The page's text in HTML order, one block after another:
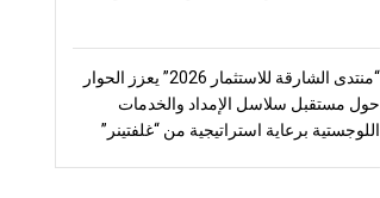
“منتدى الشارقة للاستثمار 2026” يعزز الحوار
حول مستقبل سلاسل الإمداد والخدمات
اللوجستية برعاية استراتيجية من “غلفتينر”